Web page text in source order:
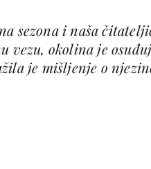
sezona i naša
vezu, okolina je
je mišljenje o